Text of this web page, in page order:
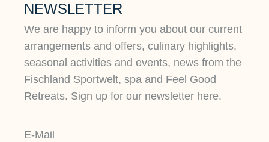
NEWSLETTER
We are happy to inform you about our current
arrangements and offers, culinary highlights,
seasonal activities and events, news from the
Fischland Sportwelt, spa and Feel Good
Retreats. Sign up for our newsletter here.
E-Mail